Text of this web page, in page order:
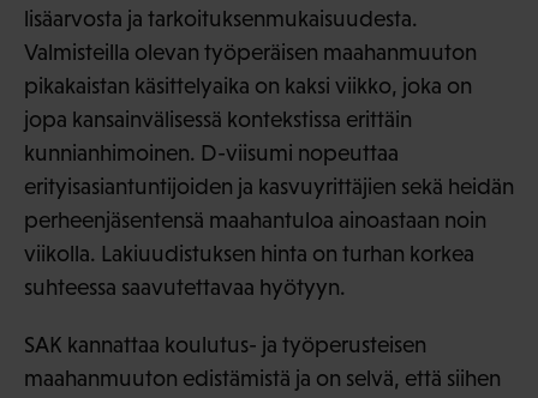
lisäarvosta ja tarkoituksenmukaisuudesta.
Valmisteilla olevan työperäisen maahanmuuton
pikakaistan käsittelyaika on kaksi viikko, joka on
jopa kansainvälisessä kontekstissa erittäin
kunnianhimoinen. D-viisumi nopeuttaa
erityisasiantuntijoiden ja kasvuyrittäjien sekä heidän
perheenjäsentensä maahantuloa ainoastaan noin
viikolla. Lakiuudistuksen hinta on turhan korkea
suhteessa saavutettavaa hyötyyn.
SAK kannattaa koulutus- ja työperusteisen
maahanmuuton edistämistä ja on selvä, että siihen